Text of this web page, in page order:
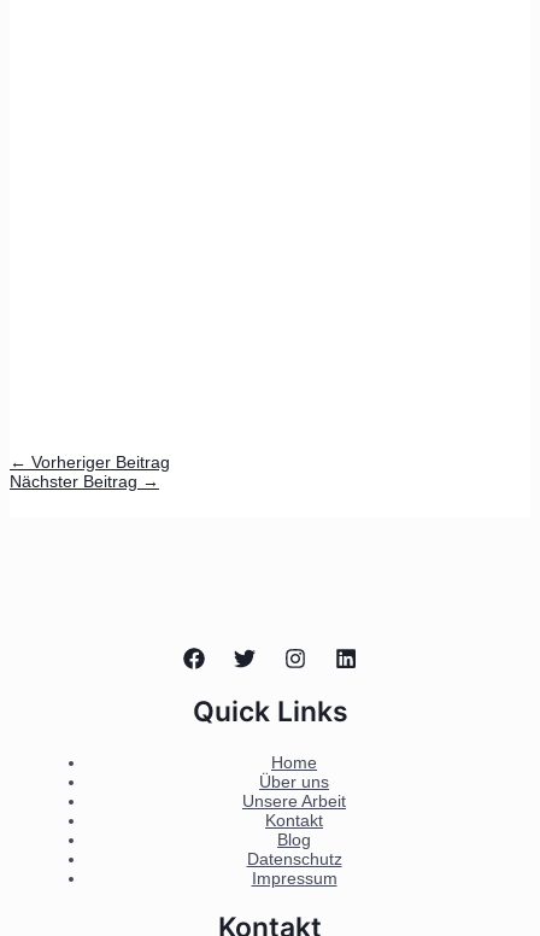
← Vorheriger Beitrag
Nächster Beitrag →
Quick Links
Home
Über uns
Unsere Arbeit
Kontakt
Blog
Datenschutz
Impressum
Kontakt